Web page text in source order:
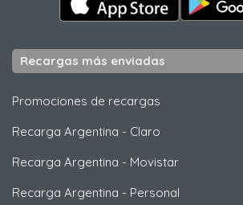
Recargas más enviadas
Promociones de recargas
Recarga Argentina - Claro
Recarga Argentina - Movistar
Recarga Argentina - Personal